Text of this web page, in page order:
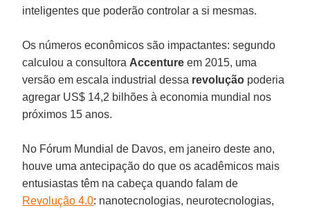
inteligentes que poderão controlar a si mesmas.
Os números econômicos são impactantes: segundo
calculou a consultora Accenture em 2015, uma
versão em escala industrial dessa revolução poderia
agregar US$ 14,2 bilhões à economia mundial nos
próximos 15 anos.
No Fórum Mundial de Davos, em janeiro deste ano,
houve uma antecipação do que os acadêmicos mais
entusiastas têm na cabeça quando falam de
Revolução 4.0: nanotecnologias, neurotecnologias,